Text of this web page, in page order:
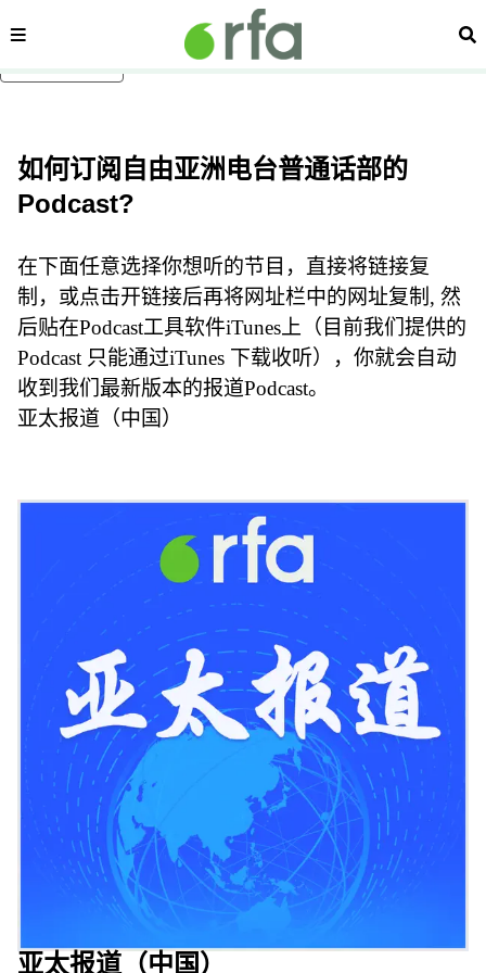
内容分类 搜
如何订阅自由亚洲电台普通话部的
Podcast?
在下面任意选择你想听的节目，直接将链接复
制，或点击开链接后再将网址栏中的网址复制, 然
后贴在Podcast工具软件iTunes上（目前我们提供的
Podcast 只能通过iTunes 下载收听），你就会自动
收到我们最新版本的报道Podcast。
亚太报道（中国）
亚太报道（中国）